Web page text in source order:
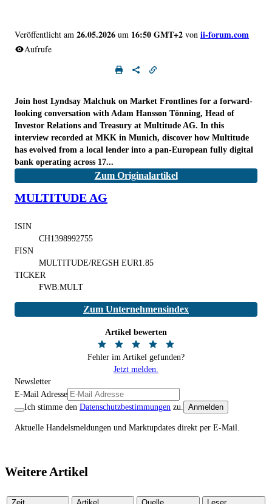
Veröffentlicht am 26.05.2026 um 16:50 GMT+2 von ii-forum.com
Aufrufe
Join host Lyndsay Malchuk on Market Frontlines for a forward-
looking conversation with Adam Hansson Tönning, Head of
Investor Relations and Treasury at Multitude AG. In this
interview recorded at MKK in Munich, discover how Multitude
has evolved from a local lender into a pan-European fully digital
bank operating across 17...
Zum Originalartikel
MULTITUDE AG
ISIN
CH1398992755
FISN
MULTITUDE/REGSH EUR1.85
TICKER
FWB:MULT
Zum Unternehmensindex
Artikel bewerten
Fehler im Artikel gefunden?
Jetzt melden.
Newsletter
E-Mail Adresse
Ich stimme den Datenschutzbestimmungen zu. Anmelden
Aktuelle Handelsmeldungen und Marktupdates direkt per E-Mail.
Weitere Artikel